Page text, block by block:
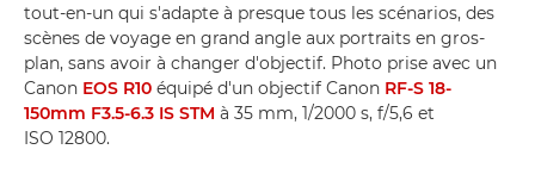
tout-en-un qui s'adapte à presque tous les scénarios, des
scènes de voyage en grand angle aux portraits en gros-
plan, sans avoir à changer d'objectif. Photo prise avec un
Canon EOS R10 équipé d'un objectif Canon RF-S 18-
150mm F3.5-6.3 IS STM à 35 mm, 1/2000 s, f/5,6 et
ISO 12800.